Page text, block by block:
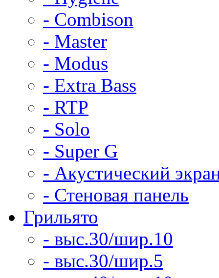
- Combison
- Master
- Modus
- Extra Bass
- RTP
- Solo
- Super G
- Акустический
- Стеновая панель
Грильято
- выс.30/шир.10
- выс.30/шир.5